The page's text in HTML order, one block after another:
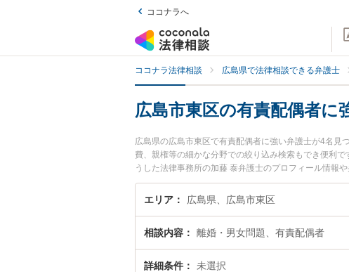
ココナラへ
ココナラ法律相談 広島県で法律相談できる弁護士
広島市東区の有責配偶者に
広島県の広島市東区で有責配偶者に強い弁護士が4名見
費、親権等の細かな分野での絞り込み検索もでき便利
うした法律事務所の加藤 泰弁護士のプロフィール情報
士に相談したい』『有責配偶者のトラブル解決の実績
などでお困りの相談者さんにおすすめです。
エリア 広島県、広島市東区
相談内容 離婚・男女問題、有責配偶者
詳細条件 未選択